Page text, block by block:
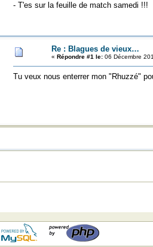
- T'es sur la feuille de match samedi !!!
Re : Blagues de vieux…
« Répondre #1 le:06 Décembre
Tu veux nous enterrer mon "Rhuzzé"